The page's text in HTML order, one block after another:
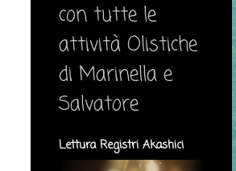
con tutte le
attività Olistiche
di Marinella e
Salvatore
Lettura Registri Akashici